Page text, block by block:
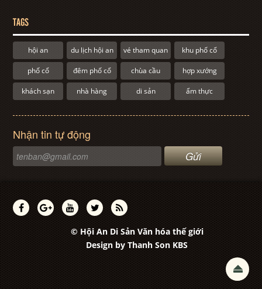
TAGS
hội an du lịch hội an vé tham quan khu phố cổ
phố cổ đêm phố cổ chùa cầu hợp xướng
khách sạn nhà hàng di sản ẩm thực
Nhận tin tự động
© Hội An Di Sản Văn hóa thế giới
Design by Thanh Son KBS